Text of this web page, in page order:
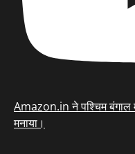
Amazon.in ने पश्चिम बंगाल
मनाया।